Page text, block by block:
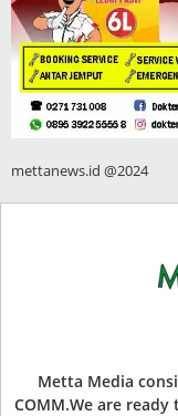
mettanews.id @2024
Metta Media
COMM.We are